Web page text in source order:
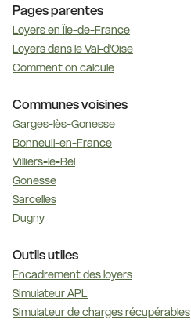
Pages parentes
Loyers en Île-de-France
Loyers dans le Val-d'Oise
Comment on calcule
Communes voisines
Garges-lès-Gonesse
Bonneuil-en-France
Villiers-le-Bel
Gonesse
Sarcelles
Dugny
Outils utiles
Encadrement des loyers
Simulateur APL
Simulateur de charges récupérables